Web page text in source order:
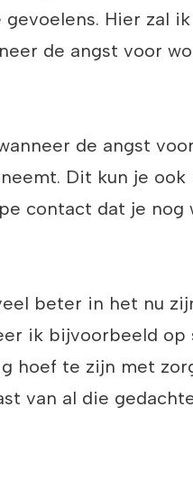
Hier zal
de angst voor
de angst
Dit kun je
contact dat je nog
beter in het nu
ik bijvoorbeeld
hoef te zijn met
van al die